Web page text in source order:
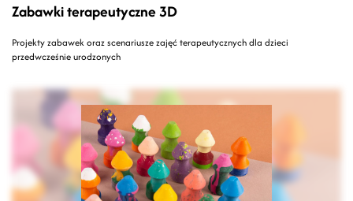
Zabawki terapeutyczne 3D
Projekty zabawek oraz scenariusze zajęć terapeutycznych dla dzieci
przedwcześnie urodzonych